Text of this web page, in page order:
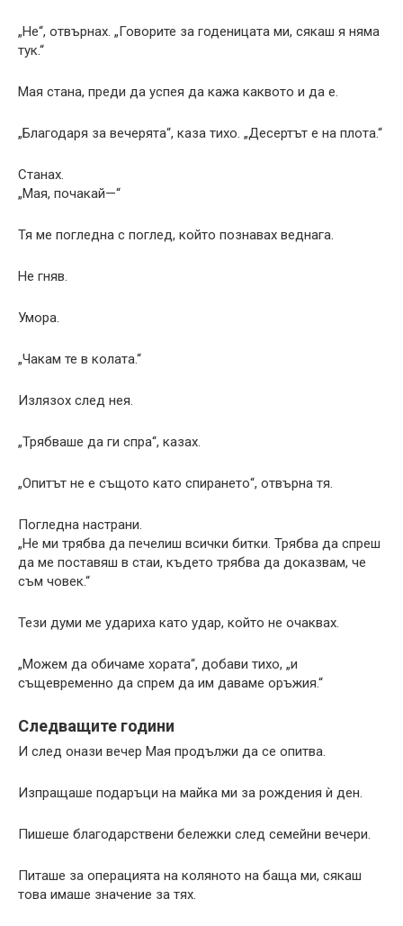
„Не“, отвърнах. „Говорите за годеницата ми, сякаш я няма
тук.“
Мая стана, преди да успея да кажа каквото и да е.
„Благодаря за вечерята“, каза тихо. „Десертът е на плота.“
Станах.
„Мая, почакай—“
Тя ме погледна с поглед, който познавах веднага.
Не гняв.
Умора.
„Чакам те в колата.“
Излязох след нея.
„Трябваше да ги спра“, казах.
„Опитът не е същото като спирането“, отвърна тя.
Погледна настрани.
„Не ми трябва да печелиш всички битки. Трябва да спреш
да ме поставяш в стаи, където трябва да доказвам, че
съм човек.“
Тези думи ме удариха като удар, който не очаквах.
„Можем да обичаме хората“, добави тихо, „и
същевременно да спрем да им даваме оръжия.“
Следващите години
И след онази вечер Мая продължи да се опитва.
Изпращаше подаръци на майка ми за рождения ѝ ден.
Пишеше благодарствени бележки след семейни вечери.
Питаше за операцията на коляното на баща ми, сякаш
това имаше значение за тях.